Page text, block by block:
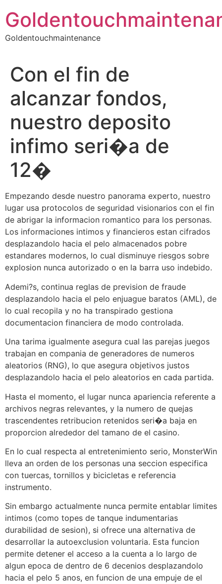
to
content
Goldentouchmaintenance
Con el fin de
alcanzar fondos,
nuestro deposito
infimo seri�a de
12�
Empezando desde nuestro panorama experto, nuestro
lugar usa protocolos de seguridad visionarios con el fin
de abrigar la informacion romantico para los personas.
Los informaciones intimos y financieros estan cifrados
desplazandolo hacia el pelo almacenados pobre
estandares modernos, lo cual disminuye riesgos sobre
explosion nunca autorizado o en la barra uso indebido.
Ademi?s, continua reglas de prevision de fraude
desplazandolo hacia el pelo enjuague baratos (AML), de
lo cual recopila y no ha transpirado gestiona
documentacion financiera de modo controlada.
Una tarima igualmente asegura cual las parejas juegos
trabajan en compania de generadores de numeros
aleatorios (RNG), lo que asegura objetivos justos
desplazandolo hacia el pelo aleatorios en cada partida.
Hasta el momento, el lugar nunca apariencia referente a
archivos negras relevantes, y la numero de quejas
trascendentes retribucion retenidos seri�a baja en
proporcion alrededor del tamano de el casino.
En lo cual respecta al entretenimiento serio, MonsterWin
lleva an orden de los personas una seccion especifica
con tuercas, tornillos y bicicletas e referencia
instrumento.
Sin embargo actualmente nunca permite entablar limites
intimos (como topes de tanque indumentarias
durabilidad de sesion), si ofrece una alternativa de
desarrollar la autoexclusion voluntaria. Esta funcion
permite detener el acceso a la cuenta a lo largo de
algun epoca de dentro de 6 decenios desplazandolo
hacia el pelo 5 anos, en funcion de una empuje de el